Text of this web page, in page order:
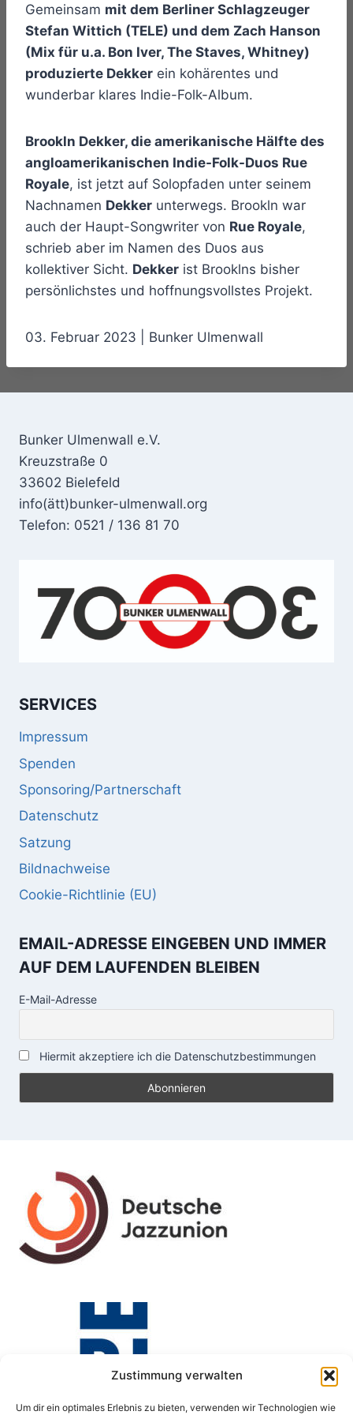
Zustimmung verwalten
Um dir ein optimales Erlebnis zu bieten, verwenden wir Technologien wie
Gemeinsam mit dem Berliner Schlagzeuger
Stefan Wittich (TELE) und dem Zach Hanson
(Mix für u.a. Bon Iver, The Staves, Whitney)
produzierte Dekker ein kohärentes und
wunderbar klares Indie-Folk-Album.
Brookln Dekker, die amerikanische Hälfte des
angloamerikanischen Indie-Folk-Duos Rue
Royale, ist jetzt auf Solopfaden unter seinem
Nachnamen Dekker unterwegs. Brookln war
auch der Haupt-Songwriter von Rue Royale,
schrieb aber im Namen des Duos aus
kollektiver Sicht. Dekker ist Brooklns bisher
persönlichstes und hoffnungsvollstes Projekt.
03. Februar 2023 | Bunker Ulmenwall
Bunker Ulmenwall e.V.
Kreuzstraße 0
33602 Bielefeld
info(ätt)bunker-ulmenwall.org
Telefon: 0521 / 136 81 70
SERVICES
Impressum
Spenden
Sponsoring/Partnerschaft
Datenschutz
Satzung
Bildnachweise
Cookie-Richtlinie (EU)
EMAIL-ADRESSE EINGEBEN UND IMMER
AUF DEM LAUFENDEN BLEIBEN
E-Mail-Adresse
Hiermit akzeptiere ich die Datenschutzbestimmungen